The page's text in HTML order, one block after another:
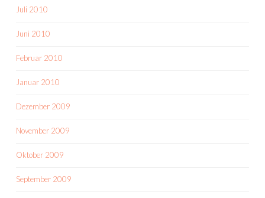
Juli 2010
Juni 2010
Februar 2010
Januar 2010
Dezember 2009
November 2009
Oktober 2009
September 2009